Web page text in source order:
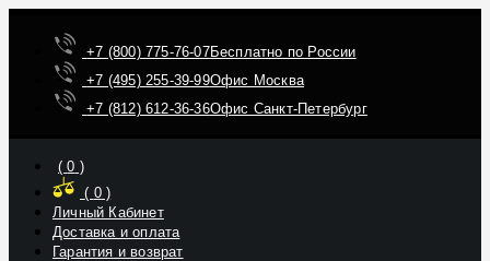
+7 (800) 775-76-07Бесплатно по России
+7 (495) 255-39-99Офис Москва
+7 (812) 612-36-36Офис Санкт-Петербург
(0 )
( 0)
Личный Кабинет
Доставка и оплата
Гарантия и возврат